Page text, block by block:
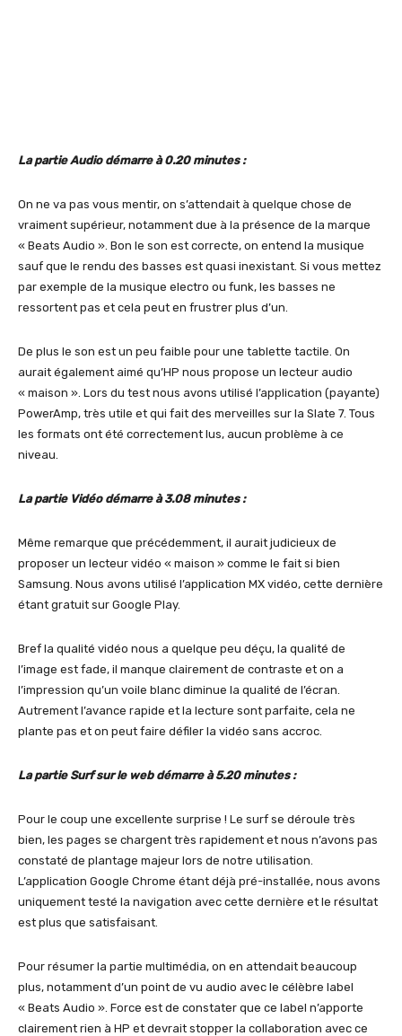
La partie Audio démarre à 0.20 minutes :
On ne va pas vous mentir, on s’attendait à quelque chose de
vraiment supérieur, notamment due à la présence de la marque
« Beats Audio ». Bon le son est correcte, on entend la musique
sauf que le rendu des basses est quasi inexistant. Si vous mettez
par exemple de la musique electro ou funk, les basses ne
ressortent pas et cela peut en frustrer plus d’un.
De plus le son est un peu faible pour une tablette tactile. On
aurait également aimé qu’HP nous propose un lecteur audio
« maison ». Lors du test nous avons utilisé l’application (payante)
PowerAmp, très utile et qui fait des merveilles sur la Slate 7. Tous
les formats ont été correctement lus, aucun problème à ce
niveau.
La partie Vidéo démarre à 3.08 minutes :
Même remarque que précédemment, il aurait judicieux de
proposer un lecteur vidéo « maison » comme le fait si bien
Samsung. Nous avons utilisé l’application MX vidéo, cette dernière
étant gratuit sur Google Play.
Bref la qualité vidéo nous a quelque peu déçu, la qualité de
l’image est fade, il manque clairement de contraste et on a
l’impression qu’un voile blanc diminue la qualité de l’écran.
Autrement l’avance rapide et la lecture sont parfaite, cela ne
plante pas et on peut faire défiler la vidéo sans accroc.
La partie Surf sur le web démarre à 5.20 minutes :
Pour le coup une excellente surprise ! Le surf se déroule très
bien, les pages se chargent très rapidement et nous n’avons pas
constaté de plantage majeur lors de notre utilisation.
L’application Google Chrome étant déjà pré-installée, nous avons
uniquement testé la navigation avec cette dernière et le résultat
est plus que satisfaisant.
Pour résumer la partie multimédia, on en attendait beaucoup
plus, notamment d’un point de vu audio avec le célèbre label
« Beats Audio ». Force est de constater que ce label n’apporte
clairement rien à HP et devrait stopper la collaboration avec ce